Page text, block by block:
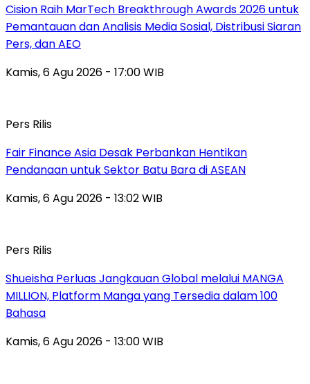
Cision Raih MarTech Breakthrough Awards 2026 untuk
Pemantauan dan Analisis Media Sosial, Distribusi Siaran
Pers, dan AEO
Kamis, 6 Agu 2026 - 17:00 WIB
Pers Rilis
Fair Finance Asia Desak Perbankan Hentikan
Pendanaan untuk Sektor Batu Bara di ASEAN
Kamis, 6 Agu 2026 - 13:02 WIB
Pers Rilis
Shueisha Perluas Jangkauan Global melalui MANGA
MILLION, Platform Manga yang Tersedia dalam 100
Bahasa
Kamis, 6 Agu 2026 - 13:00 WIB